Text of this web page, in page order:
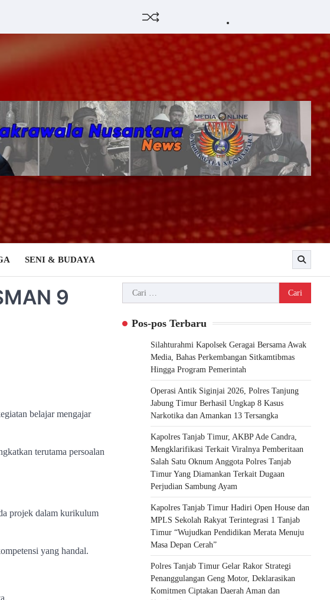
RAGA
SENI & BUDAYA
9
belajar mengajar
terutama persoalan
projek dalam kurikulum
yang handal.
Cari
untuk:
Pos-pos Terbaru
Silahturahmi Kapolsek Geragai Bersama Awak
Media, Bahas Perkembangan Sitkamtibmas
Hingga Program Pemerintah
Operasi Antik Siginjai 2026, Polres Tanjung
Jabung Timur Berhasil Ungkap 8 Kasus
Narkotika dan Amankan 13 Tersangka
Kapolres Tanjab Timur, AKBP Ade Candra,
Mengklarifikasi Terkait Viralnya Pemberitaan
Salah Satu Oknum Anggota Polres Tanjab
Timur Yang Diamankan Terkait Dugaan
Perjudian Sambung Ayam
Kapolres Tanjab Timur Hadiri Open House dan
MPLS Sekolah Rakyat Terintegrasi 1 Tanjab
Timur “Wujudkan Pendidikan Merata Menuju
Masa Depan Cerah”
Polres Tanjab Timur Gelar Rakor Strategi
Penanggulangan Geng Motor, Deklarasikan
Komitmen Ciptakan Daerah Aman dan